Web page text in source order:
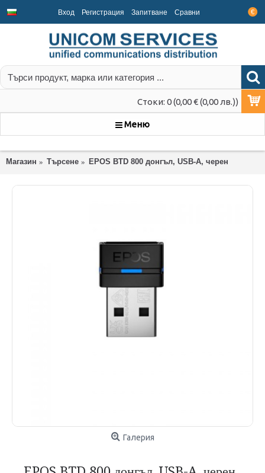
€
Вход Регистрация Запитване Срaвни
Стоки: 0 (0,00 € (0,00 лв.))
Меню
Магазин Търсене EPOS BTD 800 донгъл, USB-A, черен
Галерия